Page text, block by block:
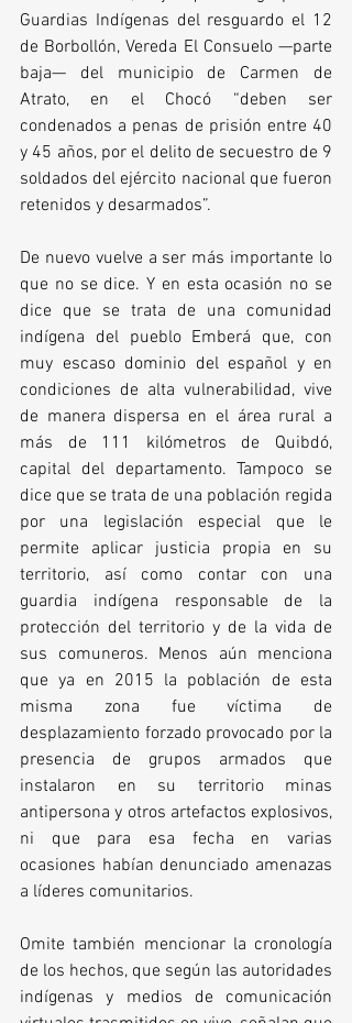
Guardias Indígenas del resguardo el 12
de Borbollón, Vereda El Consuelo —parte
baja— del municipio de Carmen de
Atrato, en el Chocó “deben ser
condenados a penas de prisión entre 40
y 45 años, por el delito de secuestro de 9
soldados del ejército nacional que fueron
retenidos y desarmados”.
De nuevo vuelve a ser más importante lo
que no se dice. Y en esta ocasión no se
dice que se trata de una comunidad
indígena del pueblo Emberá que, con
muy escaso dominio del español y en
condiciones de alta vulnerabilidad, vive
de manera dispersa en el área rural a
más de 111 kilómetros de Quibdó,
capital del departamento. Tampoco se
dice que se trata de una población regida
por una legislación especial que le
permite aplicar justicia propia en su
territorio, así como contar con una
guardia indígena responsable de la
protección del territorio y de la vida de
sus comuneros. Menos aún menciona
que ya en 2015 la población de esta
misma zona fue víctima de
desplazamiento forzado provocado por la
presencia de grupos armados que
instalaron en su territorio minas
antipersona y otros artefactos explosivos,
ni que para esa fecha en varias
ocasiones habían denunciado amenazas
a líderes comunitarios.
Omite también mencionar la cronología
de los hechos, que según las autoridades
indígenas y medios de comunicación